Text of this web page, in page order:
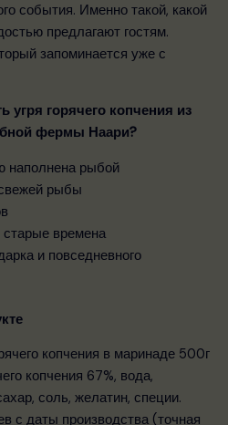
события. Именно такой, какой
предлагают гостям.
запоминается уже с
угря горячего копчения из
фермы Наари?
наполнена рыбой
рыбы
старые времена
и повседневного
копчения в маринаде 500г
копчения 67%, вода,
соль, желатин, специи.
с даты производства (точная